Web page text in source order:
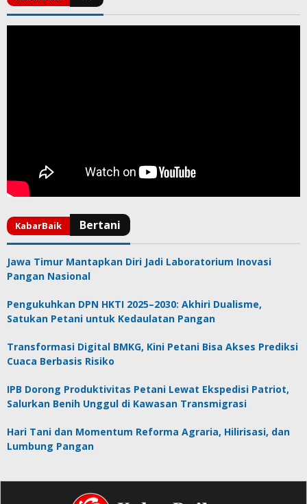
Jawa Timur Mantapkan Diri Jadi Laboratorium Inovasi
Pangan Nasional
Pengukuhkan DPN HKTI 2025–2030: Akhiri Dualisme,
Satukan Petani untuk Kedaulatan Pangan
Transformasi Digital BMKG, Kini Petani Bisa Akses Prediksi
Cuaca Berbasis Risiko
IPB Dorong Produktivitas Petani Lewat Ekspedisi Patriot,
Salurkan Benih Unggul di Kawasan Transmigrasi
Hari Tani dan Momentum Reforma Agraria, Hilirisasi, dan
Lumbung Pangan